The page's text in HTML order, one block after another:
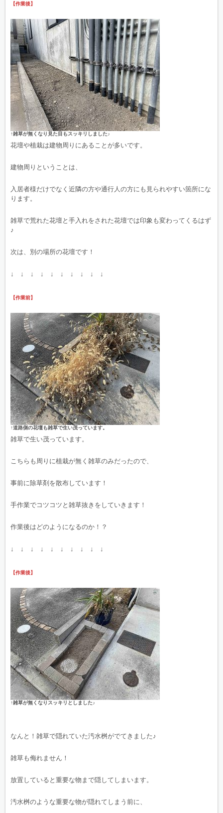
【作業後】
↑雑草が無くなり見た目もスッキリしました♪
花壇や植栽は建物周りにあることが多いです。
建物周りということは、
入居者様だけでなく近隣の方や通行人の方にも見られやすい箇所にな
ります。
雑草で荒れた花壇と手入れをされた花壇では印象も変わってくるはず
♪
次は、別の場所の花壇です！
↓ ↓ ↓ ↓ ↓ ↓ ↓ ↓ ↓ ↓
【作業前】
↑道路側の花壇も雑草で生い茂っています。
雑草で生い茂っています。
こちらも周りに植栽が無く雑草のみだったので、
事前に除草剤を散布しています！
手作業でコツコツと雑草抜きをしていきます！
作業後はどのようになるのか！？
↓ ↓ ↓ ↓ ↓ ↓ ↓ ↓ ↓ ↓
【作業後】
↑雑草が無くなりスッキリとしました♪
なんと！雑草で隠れていた汚水桝がでてきました♪
雑草も侮れません！
放置していると重要な物まで隠してしまいます。
汚水桝のような重要な物が隠れてしまう前に、